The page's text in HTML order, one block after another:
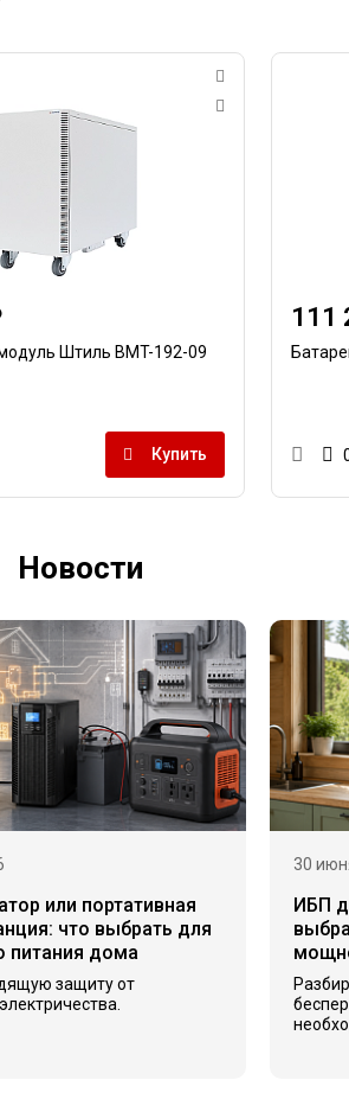
Штиль BMT-192-09
Купить
111
Новости
или портативная
что выбрать для
питания дома
защиту от
30
ИБП